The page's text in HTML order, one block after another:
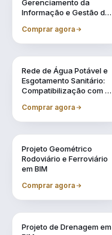
Gerenciamento da
Informação e Gestão de
Comprar agora
Rede de Água Potável e
Esgotamento Sanitário:
Compatibilização com a
Comprar agora
Projeto Geométrico
Rodoviário e Ferroviário
em BIM
Comprar agora
Projeto de Drenagem em